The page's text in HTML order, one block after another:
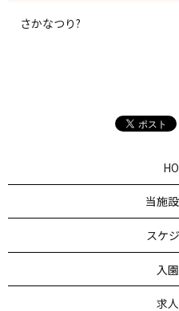
さかなつり?
当施
スケ
入
求